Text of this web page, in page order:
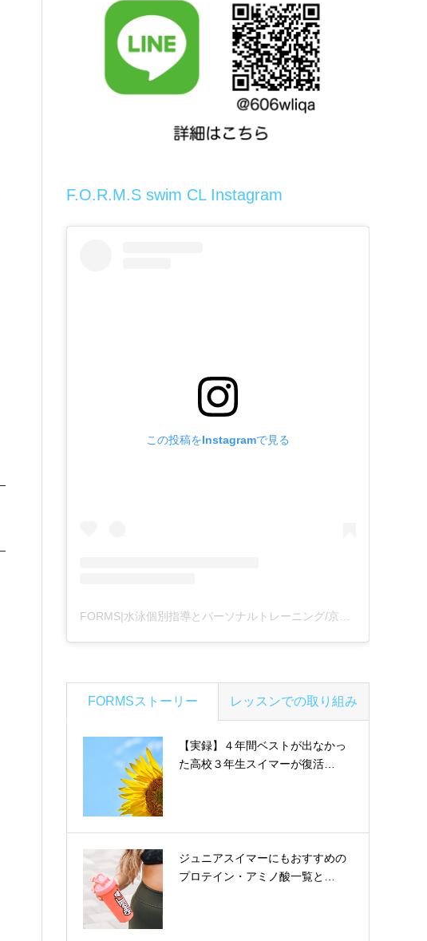
F.O.R.M.S swim CL Instagram
この投稿をInstagramで見る
FORMSストーリー レッスンでの取り組み
【実録】４年間ベストが出なかっ
た高校３年生スイマーが復活…
ジュニアスイマーにもおすすめの
プロテイン・アミノ酸一覧と…